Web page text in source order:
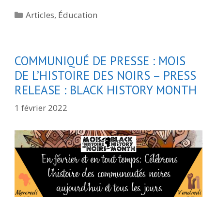
Catégories
Articles, Éducation
COMMUNIQUÉ DE PRESSE : MOIS
DE L’HISTOIRE DES NOIRS – PRESS
RELEASE : BLACK HISTORY MONTH
1 février 2022